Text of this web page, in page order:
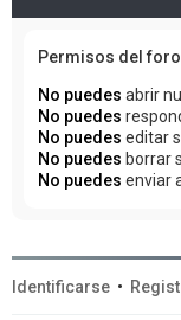
Permisos del foro
No puedes abrir
No puedes
No puedes editar
No puedes borrar
No puedes enviar
Identificarse •